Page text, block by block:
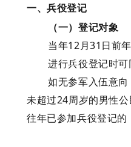
一、兵役登记
（一）登记对象
当年12月31日前
进行兵役登记时
如无参军入伍意
未超过24周岁的男性公
往年已参加兵役登记的